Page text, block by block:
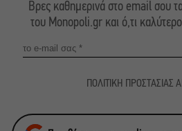
Βρες καθημερινά στο email σου
του Monopoli.gr και ό,τι
ΠΟΛΙΤΙΚΗ ΠΡΟΣΤΑΣΙΑΣ